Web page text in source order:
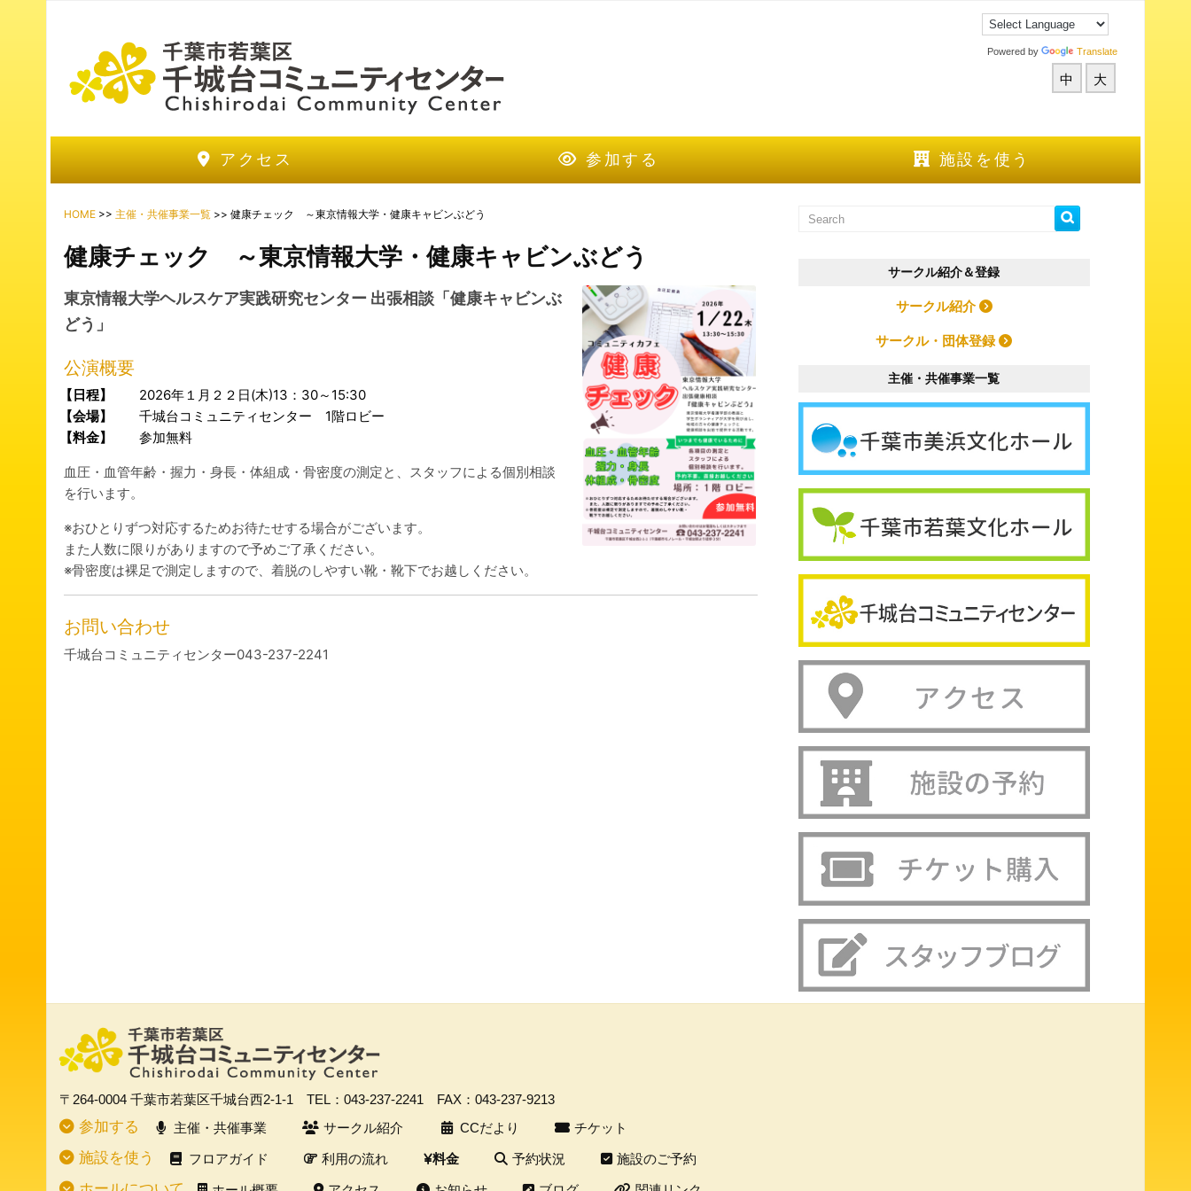
Powered by Translate
中 大
アクセス 参加する 施設を使う
HOME >> 主催・共催事業一覧 >> 健康チェック ～東京情報大学・健康キャビンぶどう
健康チェック ～東京情報大学・健康キャビンぶどう
東京情報大学ヘルスケア実践研究センター 出張相談「健康キャビンぶ
どう」
公演概要
【日程】
2026年１月２２日(木)13：30～15:30
【会場】
千城台コミュニティセンター 1階ロビー
【料金】
参加無料
血圧・血管年齢・握力・身長・体組成・骨密度の測定と、スタッフによる個別相談
を行います。
※おひとりずつ対応するためお待たせする場合がございます。
また人数に限りがありますので予めご了承ください。
※骨密度は裸足で測定しますので、着脱のしやすい靴・靴下でお越しください。
お問い合わせ
千城台コミュニティセンター043-237-2241
サークル紹介＆登録
サークル紹介
サークル・団体登録
主催・共催事業一覧
〒264-0004 千葉市若葉区千城台西2-1-1 TEL：043-237-2241 FAX：043-237-9213
参加する 主催・共催事業 サークル紹介 CCだより チケット
施設を使う フロアガイド 利用の流れ 料金 予約状況 施設のご予約